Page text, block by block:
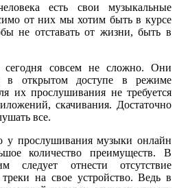
есть свои музыкальные
от них мы хотим быть в курсе
не отставать от жизни, быть в
сегодня совсем не сложно. Они
в открытом доступе в режиме
их прослушивания не требуется
скачивания. Достаточно
все.
у прослушивания музыки онлайн
количество преимуществ. В
отнести отсутствие
треки на свое устройство. Ведь в